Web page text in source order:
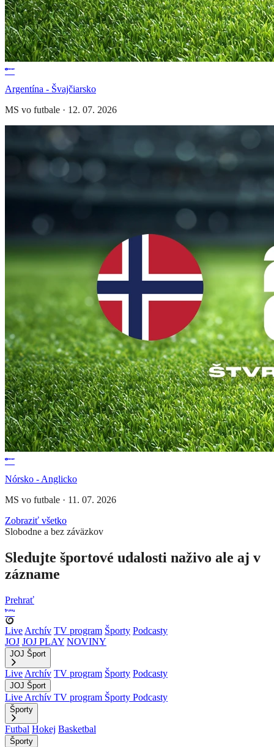
Argentína - Švajčiarsko
MS vo futbale · 12. 07. 2026
Nórsko - Anglicko
MS vo futbale · 11. 07. 2026
Zobraziť všetko
Slobodne a bez záväzkov
Sledujte športové udalosti naživo ale aj v
zázname
Prehrať
Live Archív TV program Športy Podcasty
JOJ JOJ PLAY NOVINY
JOJ Šport
Live Archív TV program Športy Podcasty
JOJ Šport
Live Archív TV program Športy Podcasty
Športy
Futbal Hokej Basketbal
Športy